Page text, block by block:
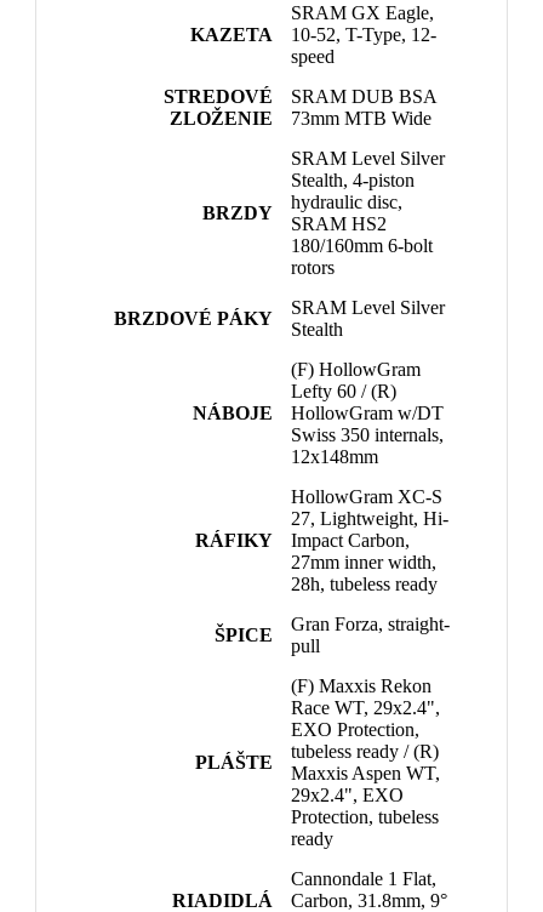
KAZETA
SRAM GX Eagle,
10-52, T-Type, 12-
speed
STREDOVÉ
ZLOŽENIE
SRAM DUB BSA
73mm MTB Wide
BRZDY
SRAM Level Silver
Stealth, 4-piston
hydraulic disc,
SRAM HS2
180/160mm 6-bolt
rotors
BRZDOVÉ PÁKY
SRAM Level Silver
Stealth
NÁBOJE
(F) HollowGram
Lefty 60 / (R)
HollowGram w/DT
Swiss 350 internals,
12x148mm
RÁFIKY
HollowGram XC-S
27, Lightweight, Hi-
Impact Carbon,
27mm inner width,
28h, tubeless ready
ŠPICE
Gran Forza, straight-
pull
PLÁŠTE
(F) Maxxis Rekon
Race WT, 29x2.4",
EXO Protection,
tubeless ready / (R)
Maxxis Aspen WT,
29x2.4", EXO
Protection, tubeless
ready
RIADIDLÁ
Cannondale 1 Flat,
Carbon, 31.8mm, 9°